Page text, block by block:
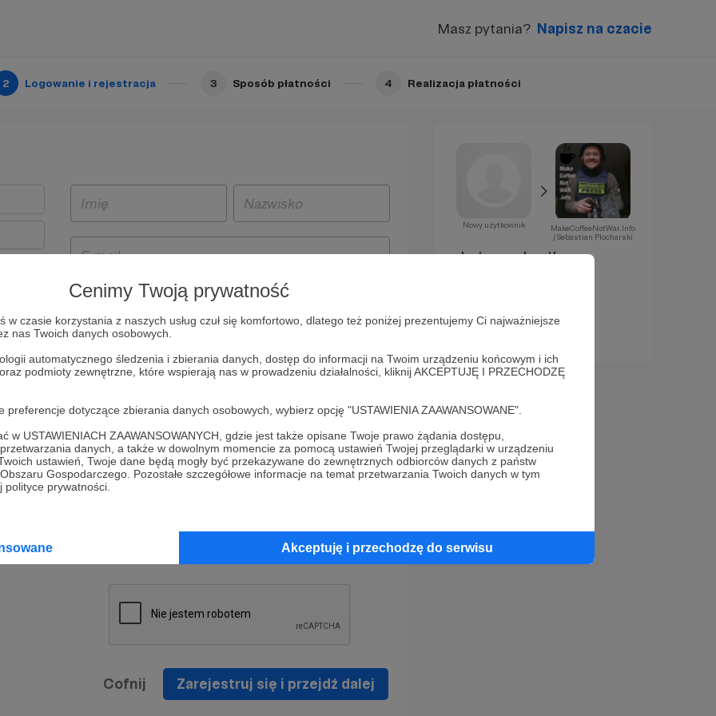
Cenimy Twoją prywatność
w czasie korzystania z naszych usług czuł się komfortowo, dlatego też poniżej prezentujemy Ci najważniejsze
nas Twoich danych osobowych.
automatycznego śledzenia i zbierania danych, dostęp do informacji na Twoim urządzeniu końcowym i ich
podmioty zewnętrzne, które wspierają nas w prowadzeniu działalności, kliknij AKCEPTUJĘ I PRZECHODZĘ
dotyczące zbierania danych osobowych, wybierz opcję "USTAWIENIA ZAAWANSOWANE".
w USTAWIENIACH ZAAWANSOWANYCH, gdzie jest także opisane Twoje prawo żądania dostępu,
danych, a także w dowolnym momencie za pomocą ustawień Twojej przeglądarki w urządzeniu
ustawień, Twoje dane będą mogły być przekazywane do zewnętrznych odbiorców danych z państw
Gospodarczego. Pozostałe szczegółowe informacje na temat przetwarzania Twoich danych w tym
prywatności.
Akceptuję i przechodzę do serwisu
Masz pytania? Napisz na czacie
2 Logowanie i rejestracja 3 Sposób płatności 4 Realizacja płatności
i
będą
z
prawo
na
Politykę Prywatności
* Wyrażam zgodę na przetwarzanie moich danych
osobowych podanych w formularzu rejestracyjnym w celu
prawidłowego świadczenia usług serwisu Patronite.
informacji handlowych - newslettera. Opcja ta może zostać
Cofnij Zarejestruj się i przejdź dalej
Nowy użytkownik
MakeCoffeeNotWar.Info
/ Sebastian Plocharski
Już za chwilę